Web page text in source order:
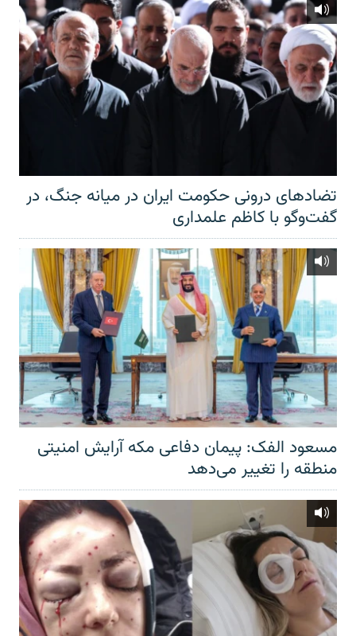
تضادهای درونی حکومت ایران در میانه جنگ، در
گفت‌‌وگو با کاظم علمداری
مسعود الفک: پیمان دفاعی مکه آرایش امنیتی
منطقه را تغییر می‌دهد